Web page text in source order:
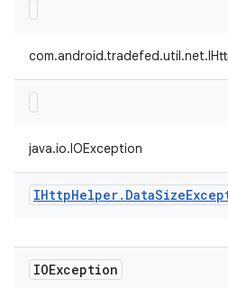
java.io.IOException
IHttpHelper. DataSize
IOException